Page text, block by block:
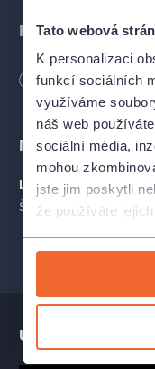
Tato webová
K personalizaci
funkcí sociálních
využíváme
náš web
sociální média,
mohou
jste jim poskytli
že používáte jejich
Hvězdy
Na pódiu Lucerny se
mladé talenty a
a chystáme i
Felix Slováček
BIG BAND · Headliner
Ondřej Ruml
Saxofon
Délka 120 minut
Místa
Lucerna - Velký sál
Štěpánská 61, Praha
PROFIL
Ukázka